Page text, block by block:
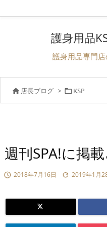
護身用品
護身用品専門
 店長ブログ > KSP
週刊SPA!に掲
 2018年7月16日  2019年1月